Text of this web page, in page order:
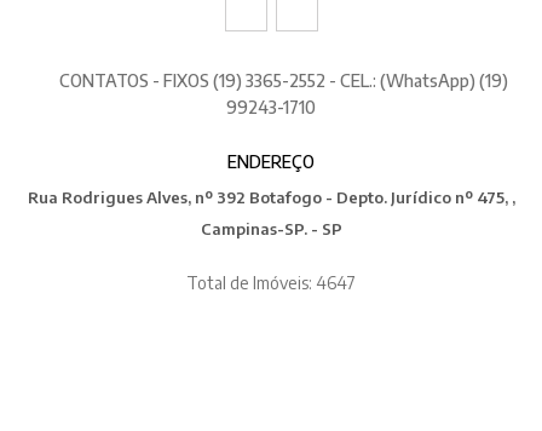
CONTATOS - FIXOS (19) 3365-2552 - CEL.: (WhatsApp) (19)
99243-1710
ENDEREÇO
Rua Rodrigues Alves, nº 392 Botafogo - Depto. Jurídico nº 475, ,
Campinas-SP. - SP
Total de Imóveis: 4647